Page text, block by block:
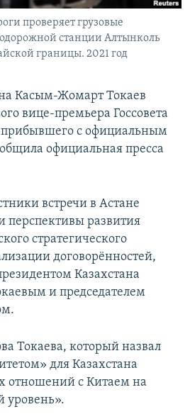
проверяет грузовые
станции Алтынколь
границы. 2021 год
Касым-Жомарт Токаев
вице-премьера Госсовета
с официальным
официальная пресса
встречи в Астане
перспективы развития
стратегического
договорённостей,
Казахстана
и председателем
Токаева, который назвал
для Казахстана
отношений с Китаем на
уровень».